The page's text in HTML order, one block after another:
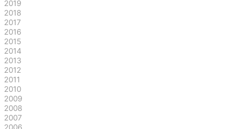
2019
2018
2017
2016
2015
2014
2013
2012
2011
2010
2009
2008
2007
2006